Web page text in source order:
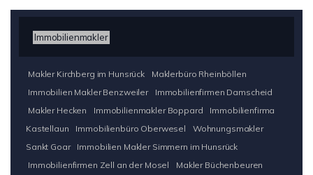
Immobilienmakler
Makler Kirchberg im Hunsrück
Maklerbüro Rheinböllen
Immobilien Makler Benzweiler
Immobilienfirmen Damscheid
Makler Hecken
Immobilienmakler Boppard
Immobilienfirma
Kastellaun
Immobilienbüro Oberwesel
Wohnungsmakler
Sankt Goar
Immobilien Makler Simmern im Hunsrück
Immobilienfirmen Zell an der Mosel
Makler Büchenbeuren